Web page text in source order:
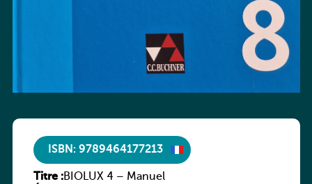
ISBN: 9789464177213
Titre :BIOLUX 4 – Manuel